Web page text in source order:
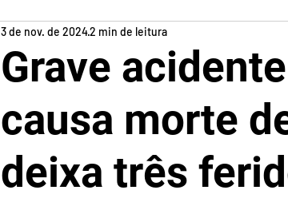
Grave
causa morte
deixa três
3 de nov. de 20242 min de leitura